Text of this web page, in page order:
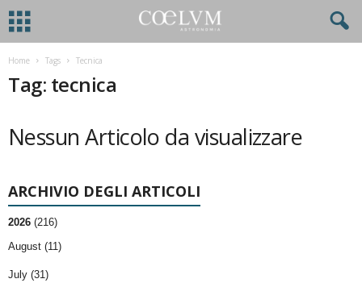
Home Tags Tecnica
Tag: tecnica
Nessun Articolo da visualizzare
ARCHIVIO DEGLI ARTICOLI
2026 (216)
August (11)
July (31)